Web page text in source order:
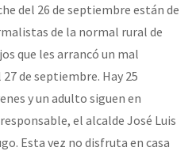
30 años de Resistencia y
del 26 de septiembre están de
de la normal rural de
que les arrancó un mal
de septiembre. Hay 25
y un adulto siguen en
el alcalde José Luis
Esta vez no disfruta en casa